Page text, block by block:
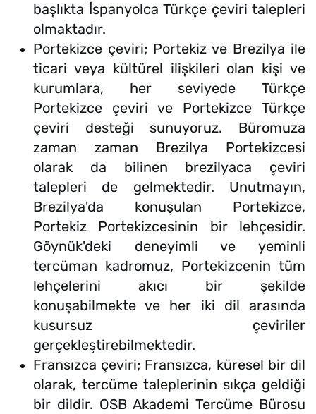
başlıkta İspanyolca Türkçe çeviri talepleri
olmaktadır.
Portekizce çeviri; Portekiz ve Brezilya ile
ticari veya kültürel ilişkileri olan kişi ve
kurumlara, her seviyede Türkçe
Portekizce çeviri ve Portekizce Türkçe
çeviri desteği sunuyoruz. Büromuza
zaman zaman Brezilya Portekizcesi
olarak da bilinen brezilyaca çeviri
talepleri de gelmektedir. Unutmayın,
Brezilya'da konuşulan Portekizce,
Portekiz Portekizcesinin bir lehçesidir.
Göynük'deki deneyimli ve yeminli
tercüman kadromuz, Portekizcenin tüm
lehçelerini akıcı bir şekilde
konuşabilmekte ve her iki dil arasında
kusursuz çeviriler
gerçekleştirebilmektedir.
Fransızca çeviri; Fransızca, küresel bir dil
olarak, tercüme taleplerinin sıkça geldiği
bir dildir. OSB Akademi Tercüme Bürosu